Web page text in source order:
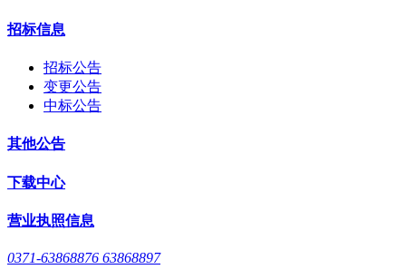
招标信息
招标公告
变更公告
中标公告
其他公告
下载中心
营业执照信息
0371-63868876 63868897